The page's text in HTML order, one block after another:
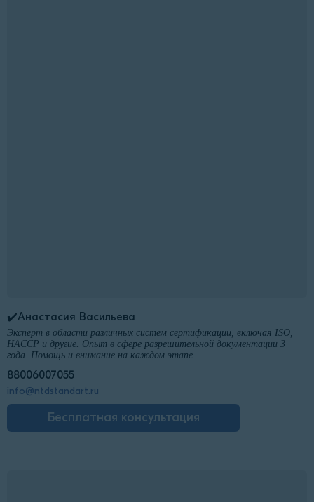
✔️Анастасия Васильева
Эксперт в области различных систем сертификации, включая ISO,
HACCP и другие. Опыт в сфере разрешительной документации 3
года. Помощь и внимание на каждом этапе
88006007055
info@ntdstandart.ru
Бесплатная консультация